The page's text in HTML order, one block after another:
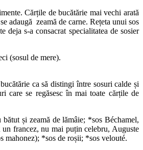
Cărțile de bucătărie mai vechi arată
adaugă zeamă de carne. Rețeta unui sos
s-a consacrat specialitatea de sosier
(sosul de mere).
ca să distingi între sosuri calde și
care se regăsesc în mai toate cărțile de
și zeamă de lămâie; *sos Béchamel,
francez, nu mai puțin celebru, Auguste
mahonez); *sos de roșii; *sos velouté.